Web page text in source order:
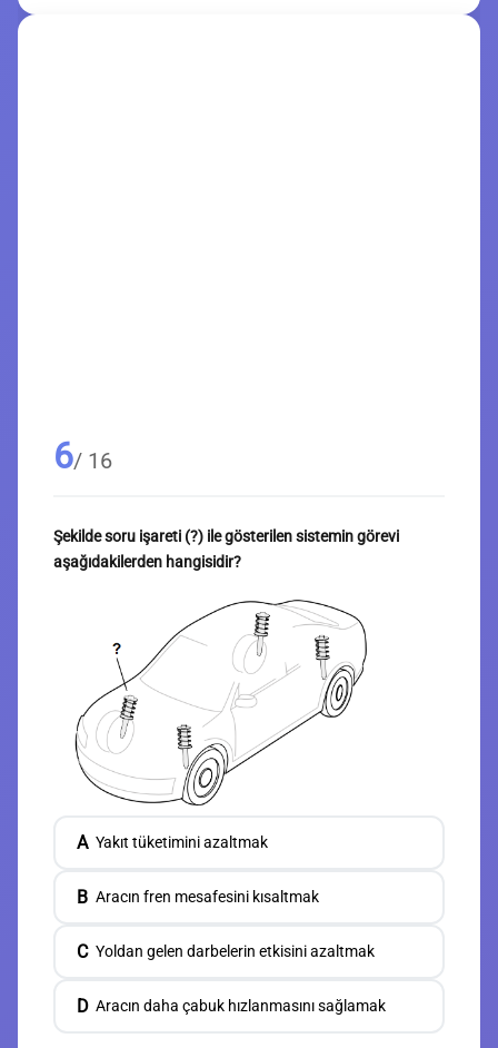
6/ 16
Şekilde soru işareti (?) ile gösterilen sistemin görevi
aşağıdakilerden hangisidir?
A Yakıt tüketimini azaltmak
B Aracın fren mesafesini kısaltmak
C Yoldan gelen darbelerin etkisini azaltmak
D Aracın daha çabuk hızlanmasını sağlamak